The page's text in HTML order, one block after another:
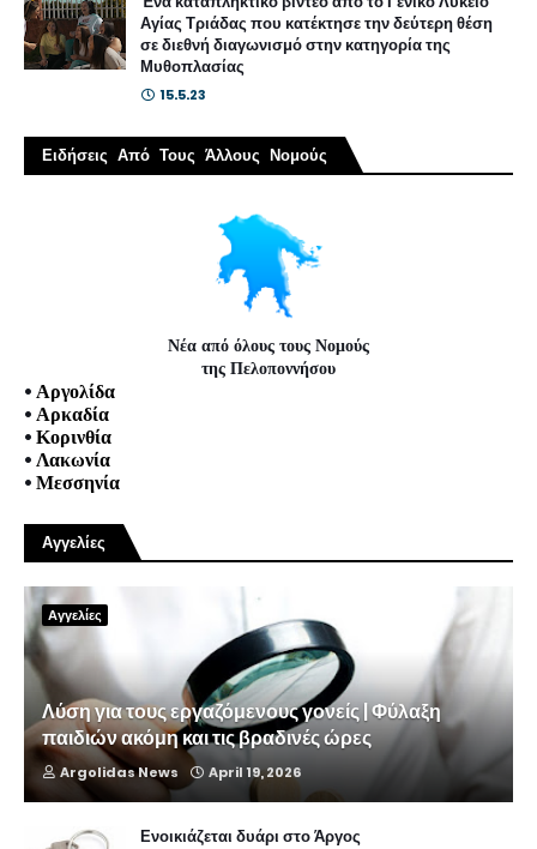
Αγίας Τριάδας που κατέκτησε την δεύτερη θέση
σε διεθνή διαγωνισμό στην κατηγορία της
Μυθοπλασίας
15.5.23
Ειδήσεις Από Τους Άλλους Νομούς
Νέα από όλους τους Νομούς
της Πελοποννήσου
• Αργολίδα
• Αρκαδία
• Κορινθία
• Λακωνία
• Μεσσηνία
Αγγελίες
Αγγελίες
Λύση για τους εργαζόμενους γονείς | Φύλαξη
παιδιών ακόμη και τις βραδινές ώρες
Argolidas News April 19, 2026
Ενοικιάζεται δυάρι στο Άργος